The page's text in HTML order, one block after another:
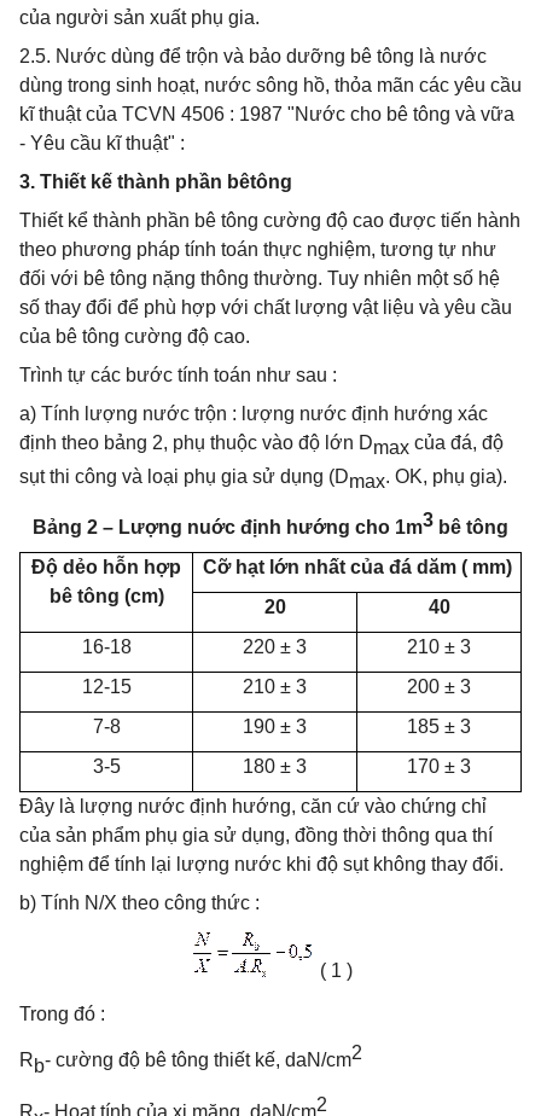
của người sản xuất phụ gia.
2.5. Nước dùng để trộn và bảo dưỡng bê tông là nước
dùng trong sinh hoạt, nước sông hồ, thỏa mãn các yêu cầu
kĩ thuật của TCVN 4506 : 1987 "Nước cho bê tông và vữa
- Yêu cầu kĩ thuật" :
3. Thiết kế thành phần bêtông
Thiết kể thành phần bê tông cường độ cao được tiến hành
theo phương pháp tính toán thực nghiệm, tương tự như
đối với bê tông nặng thông thường. Tuy nhiên một số hệ
số thay đổi để phù hợp với chất lượng vật liệu và yêu cầu
của bê tông cường độ cao.
Trình tự các bước tính toán như sau :
a) Tính lượng nước trộn : lượng nước định hướng xác
định theo bảng 2, phụ thuộc vào độ lớn Dmax của đá, độ
sụt thi công và loại phụ gia sử dụng (Dmax. OK, phụ gia).
Bảng 2 – Lượng nuớc định hướng cho 1m3 bê tông
Độ dẻo hỗn hợp
bê tông (cm)
Cỡ hạt lớn nhất của đá dăm ( mm)
20
40
16-18
220 ± 3
210 ± 3
12-15
210 ± 3
200 ± 3
7-8
190 ± 3
185 ± 3
3-5
180 ± 3
170 ± 3
Đây là lượng nước định hướng, căn cứ vào chứng chỉ
của sản phẩm phụ gia sử dụng, đồng thời thông qua thí
nghiệm để tính lại lượng nước khi độ sụt không thay đổi.
b) Tính N/X theo công thức :
( 1 )
Trong đó :
Rb- cường độ bê tông thiết kế, daN/cm2
2